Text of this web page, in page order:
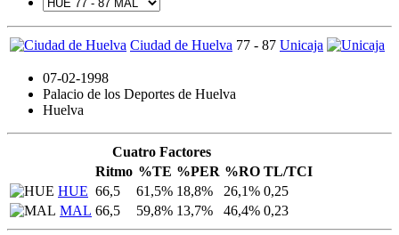
Ciudad de Huelva 77 - 87 Unicaja
07-02-1998
Palacio de los Deportes de Huelva
Huelva
Cuatro Factores
Ritmo %TE %PER %RO TL/TCI
HUE 66,5 61,5% 18,8% 26,1% 0,25
MAL 66,5 59,8% 13,7% 46,4% 0,23